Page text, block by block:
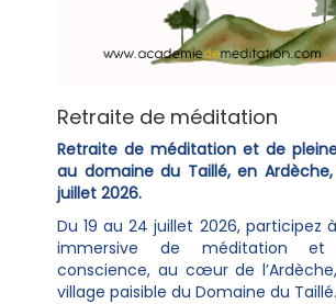
Retraite de méditation
Retraite de méditation et de
au domaine du Taillé, en
juillet 2026.
Du 19 au 24 juillet 2026, participez
immersive de méditation
conscience, au cœur de
village paisible du Domaine du Taillé.